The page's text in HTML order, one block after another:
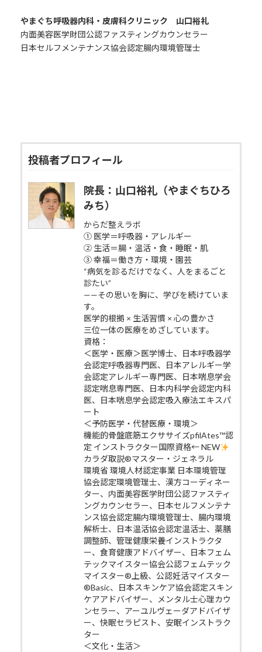
やまぐち呼吸器内科・皮膚科クリニック 山口裕礼
内面美容医学財団公認ファスティングカウンセラー
日本セルフメンテナンス協会認定腸内環境管理士
投稿者プロフィール
院長：山口裕礼（やまぐちひろ
みち）
からだ整えラボ
① 医学＝呼吸器・アレルギー
② 生活＝腸・温活・食・睡眠・肌
③ 幸福＝働き方・環境・園芸
“病気を診るだけでなく、人をまるごと
診たい”
——その思いを胸に、学びを続けていま
す。
医学的根拠 × 生活習慣 × 心の豊かさ
三位一体の医療をめざしています。
資格：
＜医学・医療＞医学博士、日本呼吸器学
会認定呼吸器専門医、日本アレルギー学
会認定アレルギー専門医、日本喘息学会
認定喘息専門医、日本内科学会認定内科
医、日本喘息学会認定吸入療法エキスパ
ート
＜予防医学・代替医療・環境＞
機能的骨盤底筋エクササイズpfilAtes™認
定 インストラクター国際資格← NEW
カラダ取説®マスター・ジェネラル
環境省 環境人材認定事業 日本環境管理
協会認定環境管理士、漢方コーディネー
ター、内面美容医学財団公認ファスティ
ングカウンセラー、日本セルフメンテナ
ンス協会認定腸内環境管理士、腸内環境
解析士、日本温活協会認定温活士、薬膳
調整師、管理健康栄養インストラクタ
ー、食育健康アドバイザー、日本フェム
テックマイスター協会公認フェムテック
マイスター®上級、公認妊活マイスター
®Basic、日本スキンケア協会認定スキン
ケアアドバイザー、メンタル士心理カウ
ンセラー、アーユルヴェーダアドバイザ
ー、快眠セラピスト、安眠インストラク
ター
＜文化・生活＞